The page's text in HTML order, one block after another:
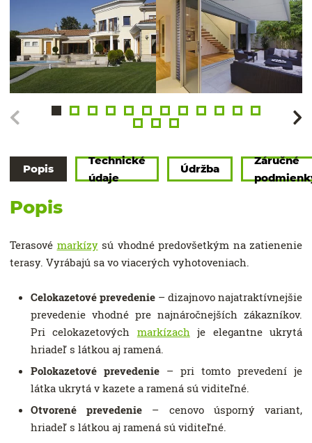
Popis
Technické
údaje
Údržba
Záručné
Popis
Terasové markízysú vhodné predovšetkým na zatienenie
terasy. Vyrábajú sa vo viacerých vyhotoveniach.
Celokazetové prevedenie – dizajnovo najatraktívnejšie
prevedenie vhodné pre najnáročnejších zákazníkov.
Pri celokazetových markízach je elegantne ukrytá
hriadeľ s látkou aj ramená.
Polokazetové prevedenie – pri tomto prevedení je
látka ukrytá v kazete a ramená sú viditeľné.
Otvorené prevedenie – cenovo úsporný variant,
hriadeľ s látkou aj ramená sú viditeľné.